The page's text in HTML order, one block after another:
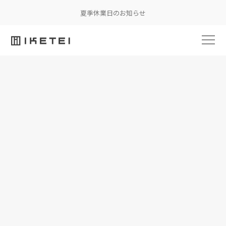
夏季休業日のお知らせ